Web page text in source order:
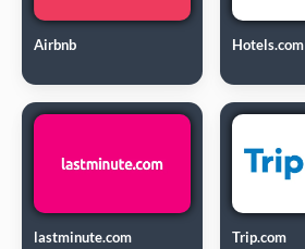
Airbnb Hotels.com
lastminute.com Trip.com